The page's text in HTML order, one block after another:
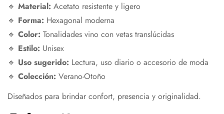
🔹 Material: Acetato resistente y ligero
🔹 Forma: Hexagonal moderna
🔹 Color: Tonalidades vino con vetas translúcidas
🔹 Estilo: Unisex
🔹 Uso sugerido: Lectura, uso diario o accesorio de moda
🔹 Colección: Verano-Otoño
Diseñados para brindar confort, presencia y originalidad.